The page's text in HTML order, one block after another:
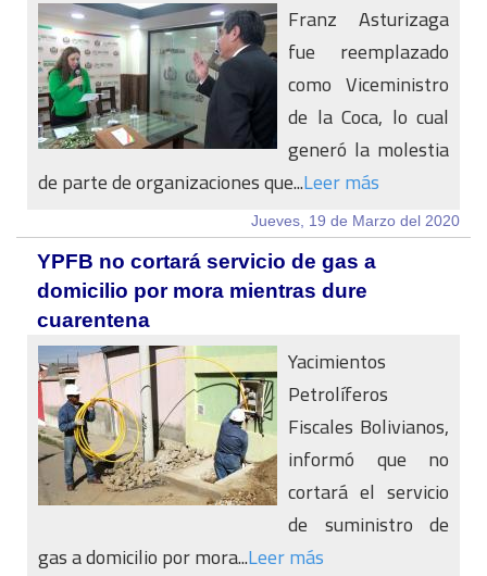
Franz Asturizaga
fue reemplazado
como Viceministro
de la Coca, lo cual
generó la molestia
de parte de organizaciones que...Leer más
Jueves, 19 de Marzo del 2020
YPFB no cortará servicio de gas a
domicilio por mora mientras dure
cuarentena
Yacimientos
Petrolíferos
Fiscales Bolivianos,
informó que no
cortará el servicio
de suministro de
gas a domicilio por mora...Leer más